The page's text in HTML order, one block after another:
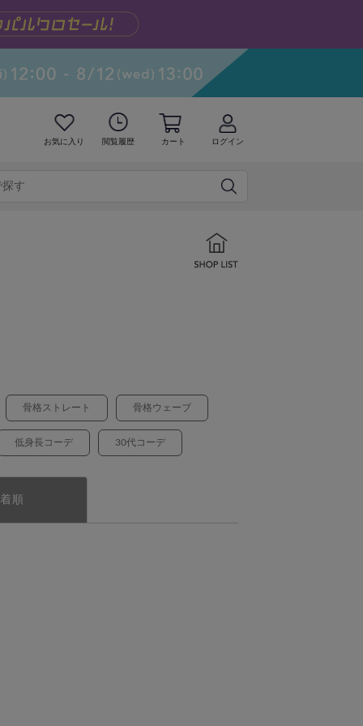
お気に入り 閲覧履歴 カート ログイン
骨格ストレート 骨格ウェーブ
低身長コーデ 30代コーデ
順